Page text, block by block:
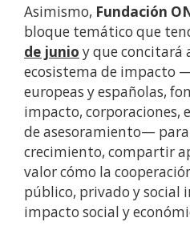
Asimismo, Fundación
bloque temático que
de junio y que concitará
ecosistema de impacto
europeas y españolas,
impacto, corporaciones,
de asesoramiento— para
crecimiento, compartir
valor cómo la
público, privado y social
impacto social y